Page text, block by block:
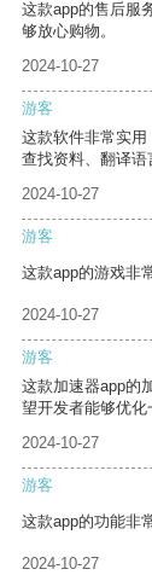
这款app的售后服
够放心购物。
2024-10-27
游客
这款软件非常实
查找资料、翻译语
2024-10-27
游客
这款app的游戏非
2024-10-27
游客
这款加速器app的
望开发者能够优化
2024-10-27
游客
这款app的功能非
2024-10-27